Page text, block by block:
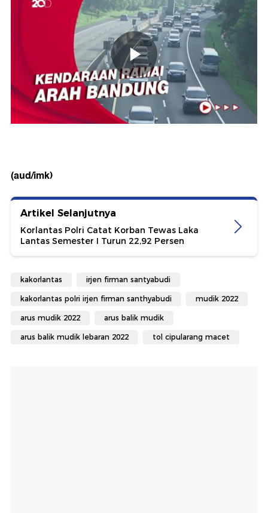
(aud/imk)
Artikel Selanjutnya
Korlantas Polri Catat Korban Tewas Laka
Lantas Semester I Turun 22,92 Persen
kakorlantas irjen firman santyabudi
kakorlantas polri irjen firman santhyabudi mudik 2022
arus mudik 2022 arus balik mudik
arus balik mudik lebaran 2022 tol cipularang macet